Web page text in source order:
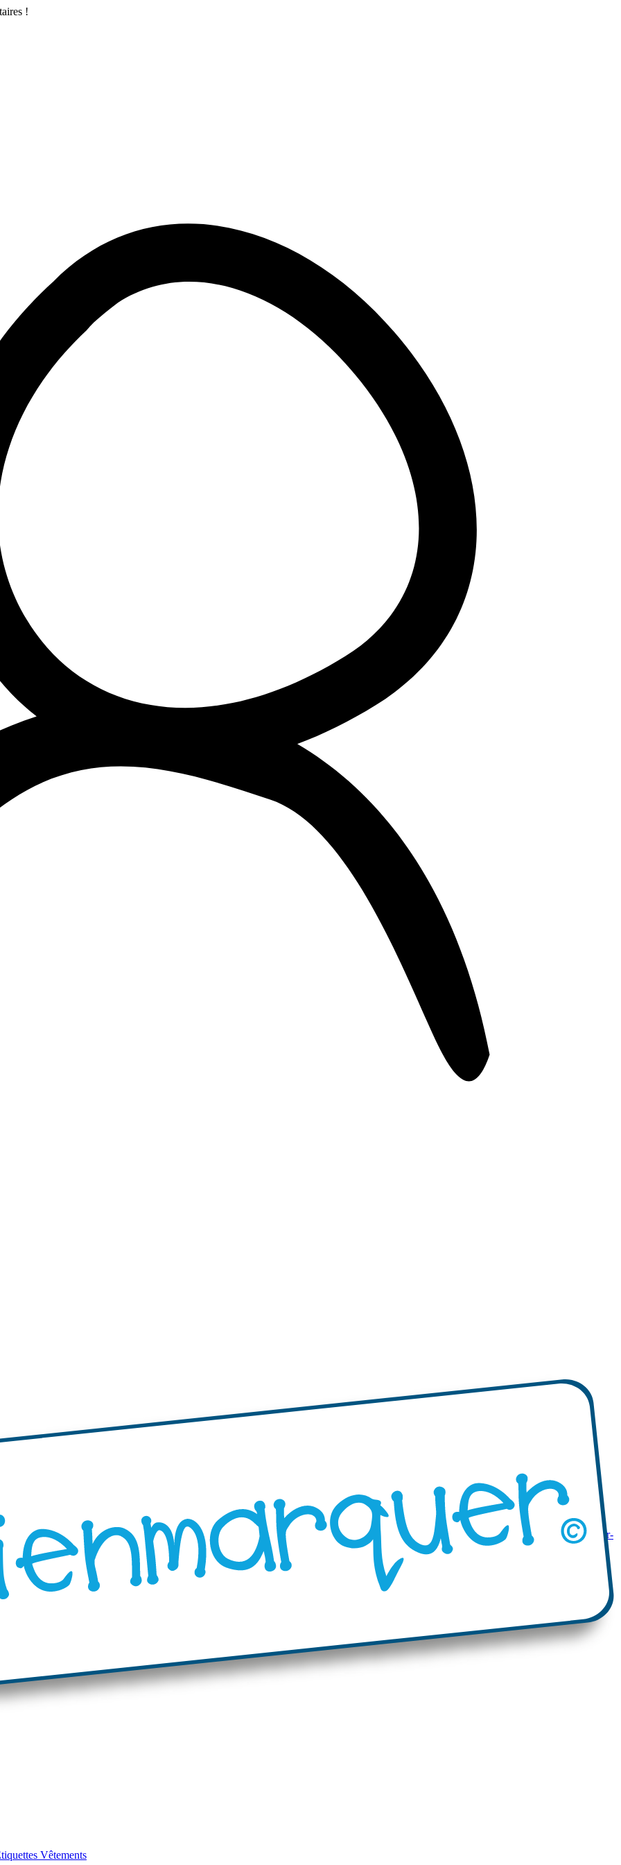
!
AutocollantesMini Autocollants – XS Étiquettes Autocollantes Rondes Étiquettes Autocollantes avec bords ondulés
Autocollants sur-
Étiquettes Autocollantes
Produits QR
Vêtements